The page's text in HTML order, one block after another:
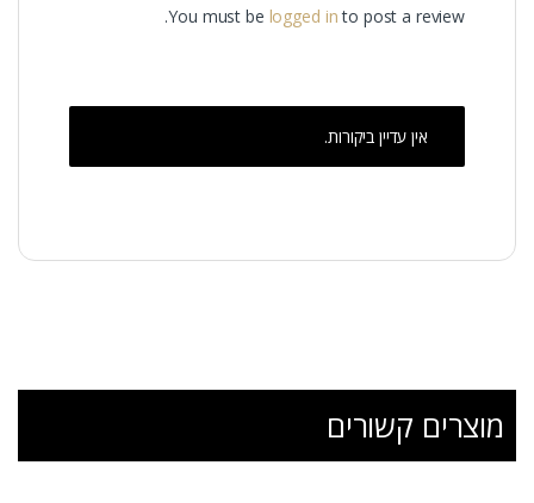
You must be logged into post a review.
אין עדיין ביקורות.
מוצרים קשורים